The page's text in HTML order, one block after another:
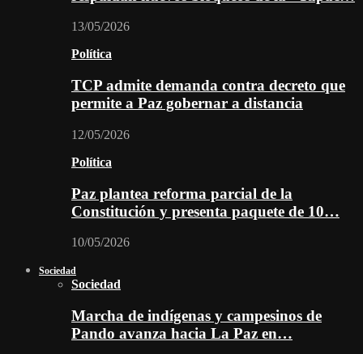
13/05/2026
Política
TCP admite demanda contra decreto que
permite a Paz gobernar a distancia
12/05/2026
Política
Paz plantea reforma parcial de la
Constitución y presenta paquete de 10…
10/05/2026
Sociedad
Sociedad
Marcha de indígenas y campesinos de
Pando avanza hacia La Paz en…